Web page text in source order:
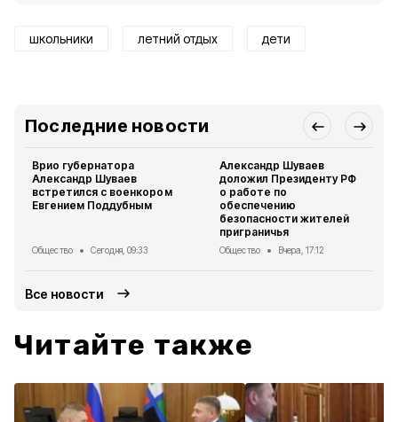
школьники летний отдых дети
Последние новости
Врио губернатора
Александр Шуваев
встретился с военкором
Евгением Поддубным
Общество Сегодня, 09:33
Александр Шуваев
доложил Президенту РФ
о работе по
обеспечению
безопасности жителей
приграничья
Общество Вчера, 17:12
Все новости
Читайте также